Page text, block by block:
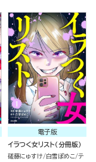
電子版
イラつく女リスト（分冊版）
磋藤にゅすけ 白雪ぽめこ テ